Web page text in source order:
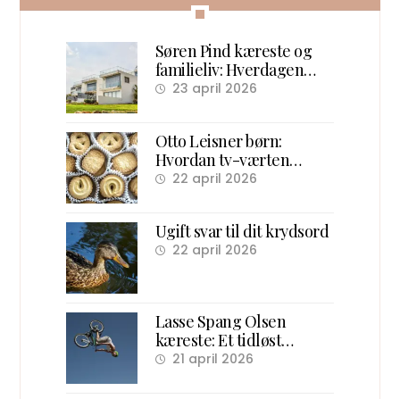
Søren Pind kæreste og
familieliv: Hverdagen
efter politik
23 april 2026
Otto Leisner børn:
Hvordan tv-værten
samlede danske børn
22 april 2026
Ugift svar til dit krydsord
22 april 2026
Lasse Spang Olsen
kæreste: Et tidløst
overblik over hans
21 april 2026